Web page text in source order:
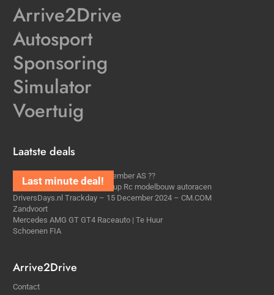
Arrive2Drive
Autosport
Sponsoring
Simulator
Voertuig
Laatste deals
Max5cup Zolder rijden 5 september AS ??
GastRijder gezocht one5funcup Rc modelbouw autoracen
DriversDays.nl Trackday – 15 December 2024 – CM.COM
Zandvoort
Mercedes AMG GT GT4 Raceauto | Te Huur
Schoenen FIA
Arrive2Drive
Contact